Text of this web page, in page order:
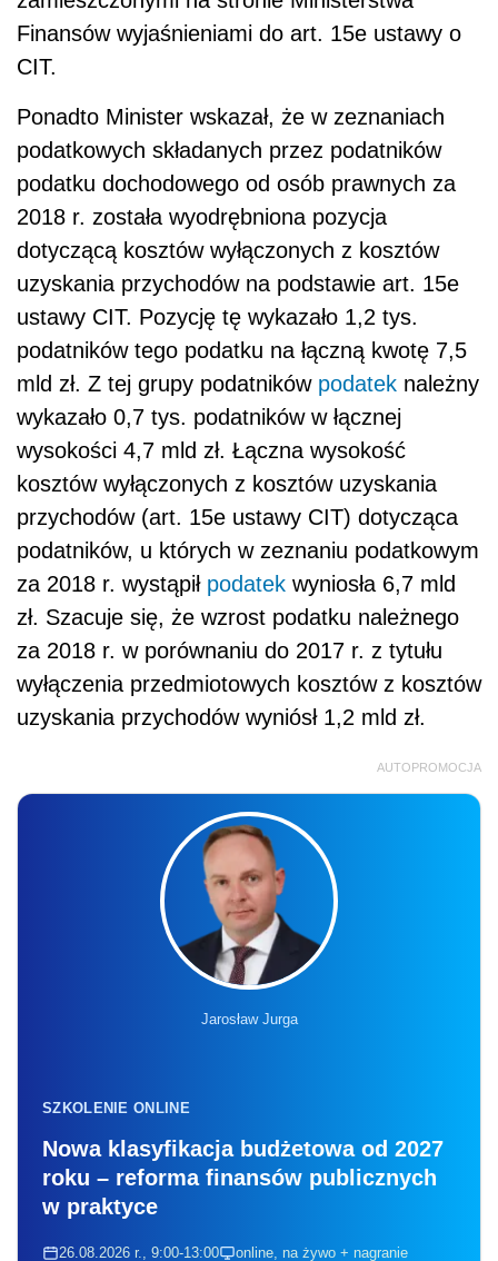
Finansów wyjaśnieniami do art. 15e ustawy o
CIT.
Ponadto Minister wskazał, że w zeznaniach
podatkowych składanych przez podatników
podatku dochodowego od osób prawnych za
2018 r. została wyodrębniona pozycja
dotyczącą kosztów wyłączonych z kosztów
uzyskania przychodów na podstawie art. 15e
ustawy CIT. Pozycję tę wykazało 1,2 tys.
podatników tego podatku na łączną kwotę 7,5
mld zł. Z tej grupy podatników podatek należny
wykazało 0,7 tys. podatników w łącznej
wysokości 4,7 mld zł. Łączna wysokość
kosztów wyłączonych z kosztów uzyskania
przychodów (art. 15e ustawy CIT) dotycząca
podatników, u których w zeznaniu podatkowym
za 2018 r. wystąpił podatek wyniosła 6,7 mld
zł. Szacuje się, że wzrost podatku należnego
za 2018 r. w porównaniu do 2017 r. z tytułu
wyłączenia przedmiotowych kosztów z kosztów
uzyskania przychodów wyniósł 1,2 mld zł.
AUTOPROMOCJA
Jarosław Jurga
SZKOLENIE ONLINE
Nowa klasyfikacja budżetowa od 2027
roku – reforma finansów publicznych
w praktyce
26.08.2026 r., 9:00-13:00 online, na żywo + nagranie